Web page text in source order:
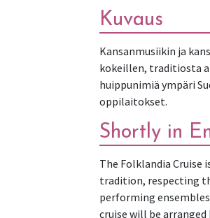
Kuvaus
Kansanmusiikin ja
kokeillen, traditiosta
huippunimiä ympäri
oppilaitokset.
Shortly in
The Folklandia Cruise
tradition, respecting
performing
cruise will be